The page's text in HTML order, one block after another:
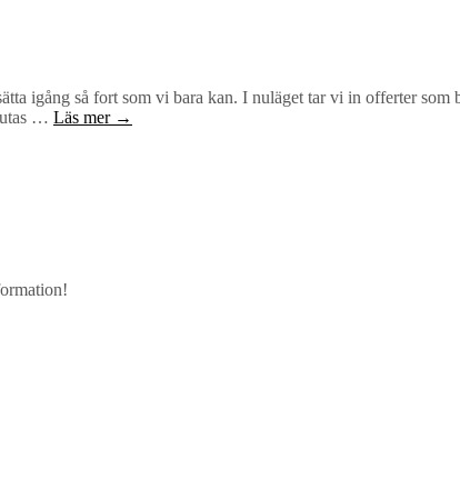
igång så fort som vi bara kan. I nuläget tar vi in offerter som
… Läs mer →